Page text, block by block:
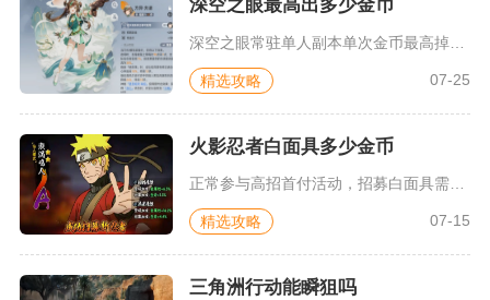
深空之眼最高出多少金币
深空之眼常驻单人副本单次金币最高掉落数值为13800艾因索菲...
精选攻略 07-25
火影忍者白面具多少金币
正常参与高招首付活动，招募白面具需要250至330抽，折算金...
精选攻略 07-15
三角洲行动能瞬狙吗